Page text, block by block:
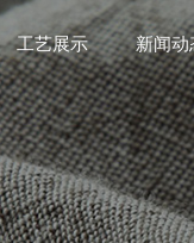
工艺展示 新闻动